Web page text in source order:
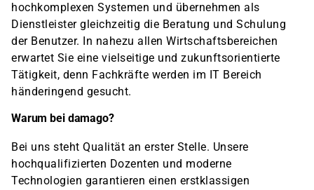
hochkomplexen Systemen und übernehmen als
Dienstleister gleichzeitig die Beratung und Schulung
der Benutzer. In nahezu allen Wirtschaftsbereichen
erwartet Sie eine vielseitige und zukunftsorientierte
Tätigkeit, denn Fachkräfte werden im IT Bereich
händeringend gesucht.
Warum bei damago?
Bei uns steht Qualität an erster Stelle. Unsere
hochqualifizierten Dozenten und moderne
Technologien garantieren einen erstklassigen